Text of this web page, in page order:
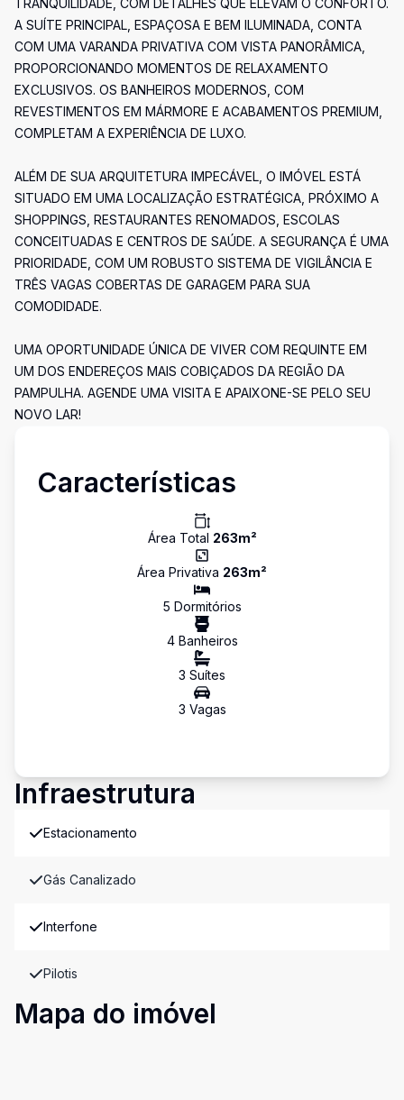
TRANQUILIDADE, COM DETALHES QUE ELEVAM O CONFORTO.
A SUÍTE PRINCIPAL, ESPAÇOSA E BEM ILUMINADA, CONTA
COM UMA VARANDA PRIVATIVA COM VISTA PANORÂMICA,
PROPORCIONANDO MOMENTOS DE RELAXAMENTO
EXCLUSIVOS. OS BANHEIROS MODERNOS, COM
REVESTIMENTOS EM MÁRMORE E ACABAMENTOS PREMIUM,
COMPLETAM A EXPERIÊNCIA DE LUXO.
ALÉM DE SUA ARQUITETURA IMPECÁVEL, O IMÓVEL ESTÁ
SITUADO EM UMA LOCALIZAÇÃO ESTRATÉGICA, PRÓXIMO A
SHOPPINGS, RESTAURANTES RENOMADOS, ESCOLAS
CONCEITUADAS E CENTROS DE SAÚDE. A SEGURANÇA É UMA
PRIORIDADE, COM UM ROBUSTO SISTEMA DE VIGILÂNCIA E
TRÊS VAGAS COBERTAS DE GARAGEM PARA SUA
COMODIDADE.
UMA OPORTUNIDADE ÚNICA DE VIVER COM REQUINTE EM
UM DOS ENDEREÇOS MAIS COBIÇADOS DA REGIÃO DA
PAMPULHA. AGENDE UMA VISITA E APAIXONE-SE PELO SEU
NOVO LAR!
Características
Área Total 263m²
Área Privativa 263m²
5 Dormitórios
4Banheiros
3 Suítes
3 Vagas
Infraestrutura
Estacionamento
Gás Canalizado
Interfone
Pilotis
Mapa do imóvel